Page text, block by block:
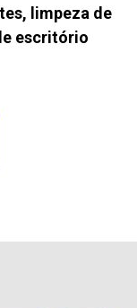
limpeza de
escritório